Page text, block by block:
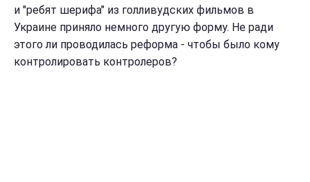
и "ребят шерифа" из голливудских фильмов в
Украине приняло немного другую форму. Не ради
этого ли проводилась реформа - чтобы было кому
контролировать контролеров?